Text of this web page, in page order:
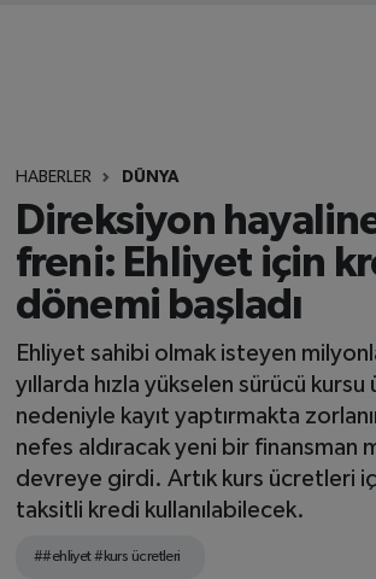
HABERLER DÜNYA
Direksiyon
freni: Ehliyet için
dönemi başladı
Ehliyet sahibi olmak isteyen
yıllarda hızla yükselen sürücü
nedeniyle kayıt yaptırmakta
nefes aldıracak yeni bir finansman
devreye girdi. Artık kurs ücretleri
taksitli kredi kullanılabilecek.
##ehliyet #kurs ücretleri